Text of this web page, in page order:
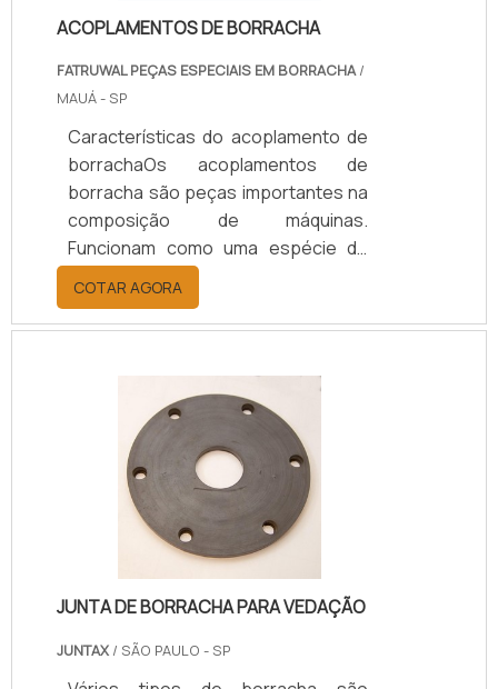
ACOPLAMENTOS DE BORRACHA
FATRUWAL PEÇAS ESPECIAIS EM BORRACHA/
MAUÁ - SP
Características do acoplamento de
borrachaOs acoplamentos de
borracha são peças importantes na
composição de máquinas.
Funcionam como uma espécie de
ligação de elo dos
mecanismos.Existem no mercado
vários tipos e modelos de
atender a necessidade da indústria,
onde apresentam características
diferentes, podendo ter um
revestimento com um tipo distinto
de material. Seu uso é direcionado
para atividades especificas na
indústria.Aplicações e usoOs
acoplamentos em borrac.
COTAR AGORA
JUNTA DE BORRACHA PARA VEDAÇÃO
JUNTAX / SÃO PAULO - SP